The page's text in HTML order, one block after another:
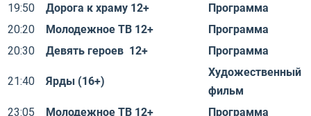
19:50
Дорога к храму 12+
Программа
20:20
Молодежное ТВ 12+
Программа
20:30
Девять героев 12+ Программа
21:40 Ярды (16+)
Художественный
фильм
23:05
Молодежное ТВ 12+ Программа